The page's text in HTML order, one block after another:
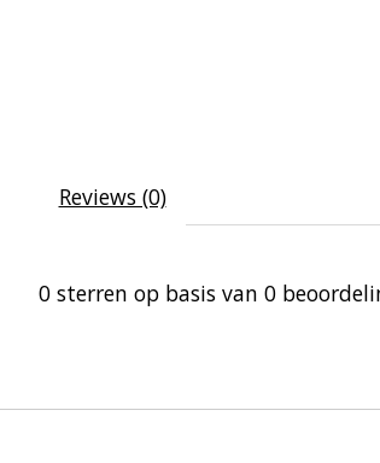
Reviews (0)
0 sterren op basis van 0